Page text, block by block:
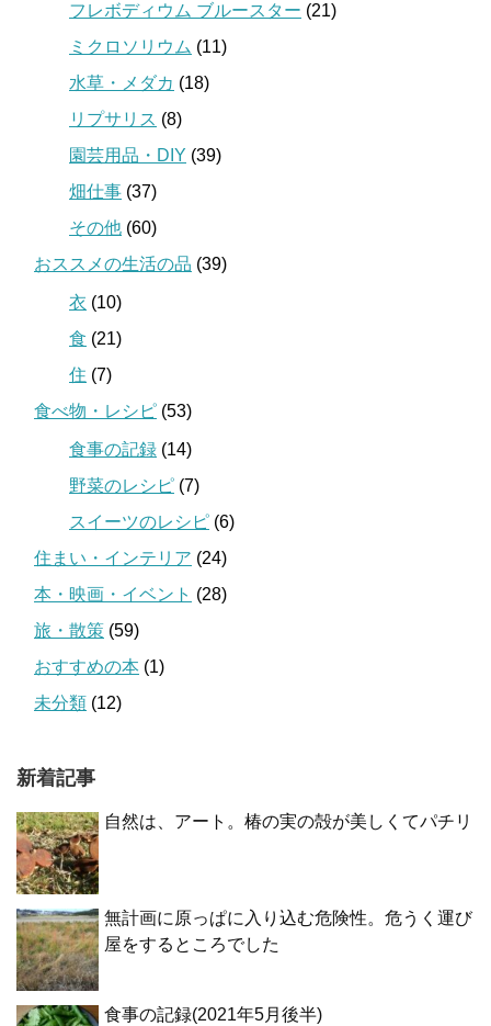
フレボディウム ブルースター (21)
ミクロソリウム (11)
水草・メダカ (18)
リプサリス (8)
園芸用品・DIY (39)
畑仕事 (37)
その他 (60)
おススメの生活の品 (39)
衣 (10)
食 (21)
住 (7)
食べ物・レシピ (53)
食事の記録 (14)
野菜のレシピ (7)
スイーツのレシピ (6)
住まい・インテリア (24)
本・映画・イベント (28)
旅・散策 (59)
おすすめの本 (1)
未分類 (12)
新着記事
自然は、アート。椿の実の殻が美しくてパチリ
無計画に原っぱに入り込む危険性。危うく運び
屋をするところでした
食事の記録(2021年5月後半)